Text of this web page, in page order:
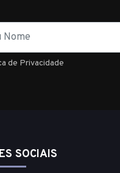
de Privacidade
SOCIAIS